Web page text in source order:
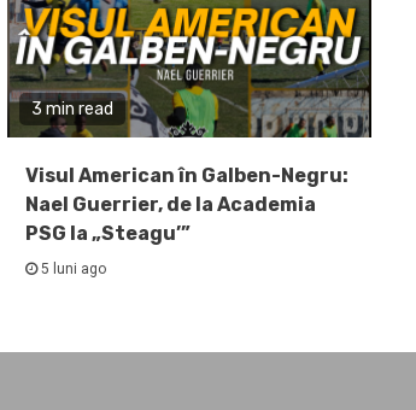
3 min read
Visul American în Galben-Negru:
Nael Guerrier, de la Academia
PSG la „Steagu’”
5 luni ago